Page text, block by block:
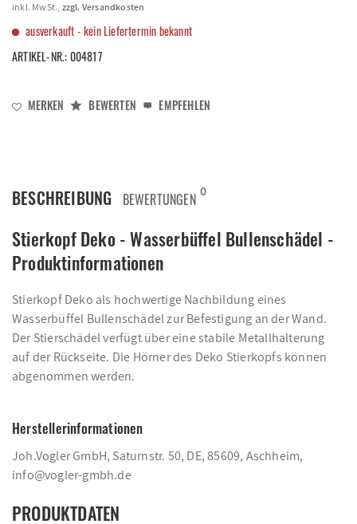
inkl. MwSt., zzgl. Versandkosten
ausverkauft - kein Liefertermin bekannt
ARTIKEL-NR.:004817
MERKEN BEWERTEN EMPFEHLEN
BESCHREIBUNG BEWERTUNGEN 0
Stierkopf Deko - Wasserbüffel Bullenschädel -
Produktinformationen
Stierkopf Deko als hochwertige Nachbildung eines
Wasserbüffel Bullenschädel zur Befestigung an der Wand.
Der Stierschädel verfügt über eine stabile Metallhalterung
auf der Rückseite. Die Hörner des Deko Stierkopfs können
abgenommen werden.
Herstellerinformationen
Joh.Vogler GmbH, Saturnstr. 50, DE, 85609, Aschheim,
info@vogler-gmbh.de
PRODUKTDATEN